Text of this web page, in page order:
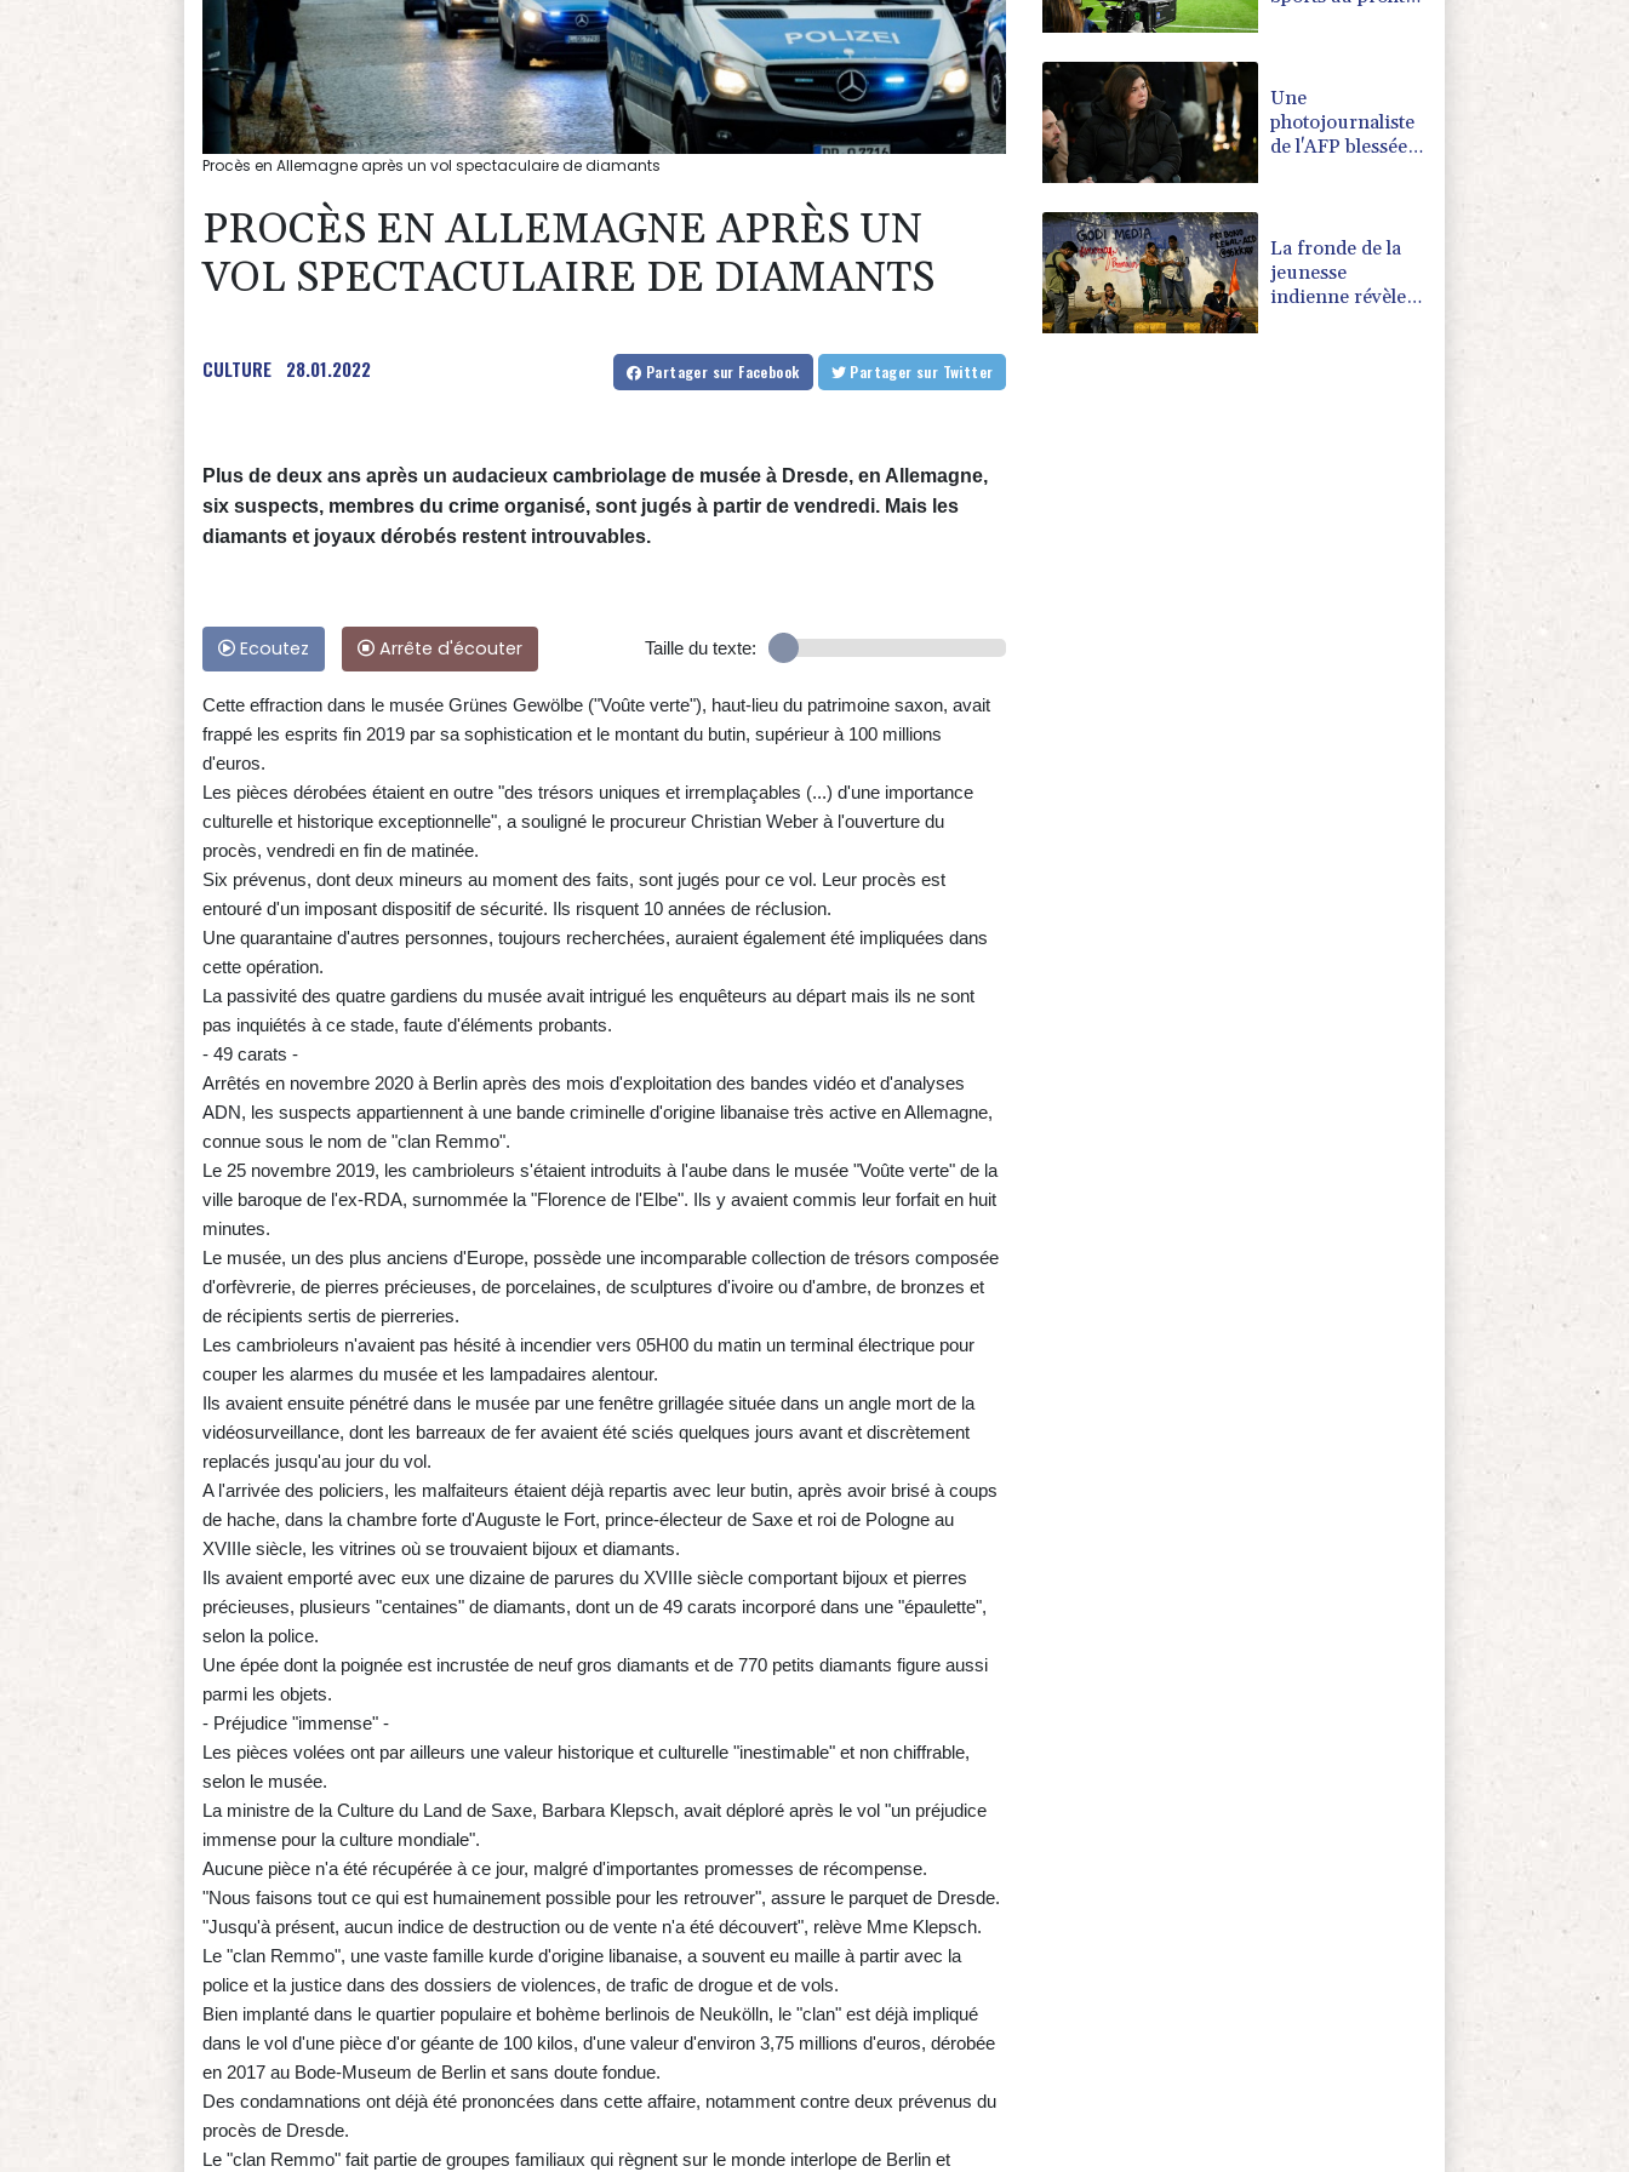
Procès en Allemagne après un vol spectaculaire de diamants
PROCÈS EN ALLEMAGNE APRÈS UN
VOL SPECTACULAIRE DE DIAMANTS
CULTURE 28.01.2022 Partager sur Facebook Partager sur Twitter
Plus de deux ans après un audacieux cambriolage de musée à Dresde, en Allemagne,
six suspects, membres du crime organisé, sont jugés à partir de vendredi. Mais les
diamants et joyaux dérobés restent introuvables.
Ecoutez Arrête d'écouter Taille du texte:
Cette effraction dans le musée Grünes Gewölbe ("Voûte verte"), haut-lieu du patrimoine saxon, avait
frappé les esprits fin 2019 par sa sophistication et le montant du butin, supérieur à 100 millions
d'euros.
Les pièces dérobées étaient en outre "des trésors uniques et irremplaçables (...) d'une importance
culturelle et historique exceptionnelle", a souligné le procureur Christian Weber à l'ouverture du
procès, vendredi en fin de matinée.
Six prévenus, dont deux mineurs au moment des faits, sont jugés pour ce vol. Leur procès est
entouré d'un imposant dispositif de sécurité. Ils risquent 10 années de réclusion.
Une quarantaine d'autres personnes, toujours recherchées, auraient également été impliquées dans
cette opération.
La passivité des quatre gardiens du musée avait intrigué les enquêteurs au départ mais ils ne sont
pas inquiétés à ce stade, faute d'éléments probants.
- 49 carats -
Arrêtés en novembre 2020 à Berlin après des mois d'exploitation des bandes vidéo et d'analyses
ADN, les suspects appartiennent à une bande criminelle d'origine libanaise très active en Allemagne,
connue sous le nom de "clan Remmo".
Le 25 novembre 2019, les cambrioleurs s'étaient introduits à l'aube dans le musée "Voûte verte" de la
ville baroque de l'ex-RDA, surnommée la "Florence de l'Elbe". Ils y avaient commis leur forfait en huit
minutes.
Le musée, un des plus anciens d'Europe, possède une incomparable collection de trésors composée
d'orfèvrerie, de pierres précieuses, de porcelaines, de sculptures d'ivoire ou d'ambre, de bronzes et
de récipients sertis de pierreries.
Les cambrioleurs n'avaient pas hésité à incendier vers 05H00 du matin un terminal électrique pour
couper les alarmes du musée et les lampadaires alentour.
Ils avaient ensuite pénétré dans le musée par une fenêtre grillagée située dans un angle mort de la
vidéosurveillance, dont les barreaux de fer avaient été sciés quelques jours avant et discrètement
replacés jusqu'au jour du vol.
A l'arrivée des policiers, les malfaiteurs étaient déjà repartis avec leur butin, après avoir brisé à coups
de hache, dans la chambre forte d'Auguste le Fort, prince-électeur de Saxe et roi de Pologne au
XVIIIe siècle, les vitrines où se trouvaient bijoux et diamants.
Ils avaient emporté avec eux une dizaine de parures du XVIIIe siècle comportant bijoux et pierres
précieuses, plusieurs "centaines" de diamants, dont un de 49 carats incorporé dans une "épaulette",
selon la police.
Une épée dont la poignée est incrustée de neuf gros diamants et de 770 petits diamants figure aussi
parmi les objets.
- Préjudice "immense" -
Les pièces volées ont par ailleurs une valeur historique et culturelle "inestimable" et non chiffrable,
selon le musée.
La ministre de la Culture du Land de Saxe, Barbara Klepsch, avait déploré après le vol "un préjudice
immense pour la culture mondiale".
Aucune pièce n'a été récupérée à ce jour, malgré d'importantes promesses de récompense.
"Nous faisons tout ce qui est humainement possible pour les retrouver", assure le parquet de Dresde.
"Jusqu'à présent, aucun indice de destruction ou de vente n'a été découvert", relève Mme Klepsch.
Le "clan Remmo", une vaste famille kurde d'origine libanaise, a souvent eu maille à partir avec la
police et la justice dans des dossiers de violences, de trafic de drogue et de vols.
Bien implanté dans le quartier populaire et bohème berlinois de Neukölln, le "clan" est déjà impliqué
dans le vol d'une pièce d'or géante de 100 kilos, d'une valeur d'environ 3,75 millions d'euros, dérobée
en 2017 au Bode-Museum de Berlin et sans doute fondue.
Des condamnations ont déjà été prononcées dans cette affaire, notamment contre deux prévenus du
procès de Dresde.
Le "clan Remmo" fait partie de groupes familiaux qui règnent sur le monde interlope de Berlin et
Une
photojournaliste
de l'AFP blessée
pour la liberté de
la presse
La fronde de la
jeunesse
indienne révèle